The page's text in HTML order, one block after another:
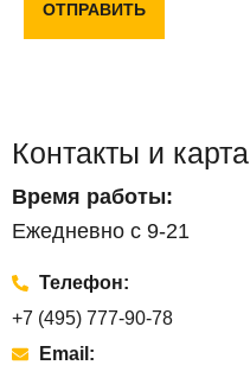
ОТПРАВИТЬ
Контакты и карта
Время работы:
Ежедневно с 9-21
Телефон:
+7 (495) 777-90-78
Email: